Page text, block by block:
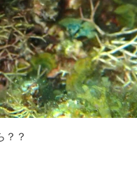
？？